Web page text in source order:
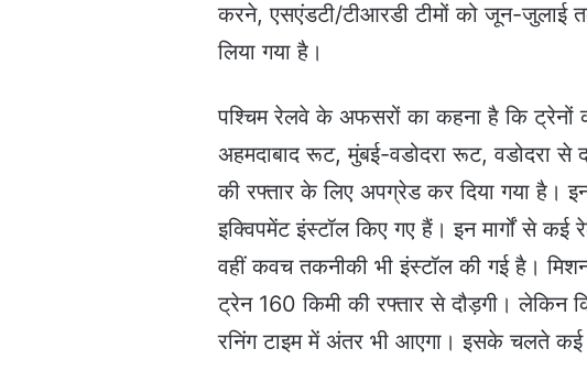
करने, एसएंडटी/टीआरडी टीमों को जून-जुलाई
लिया गया है।
पश्चिम रेलवे के अफसरों का कहना है कि ट्रेनों
अहमदाबाद रूट, मुंबई-वडोदरा रूट, वडोदरा से
की रफ्तार के लिए अपग्रेड कर दिया गया
इक्विपमेंट इंस्टॉल किए गए हैं। इन मार्गों से कई
वहीं कवच तकनीकी भी इंस्टॉल की गई है।
ट्रेन 160 किमी की रफ्तार से दौड़गी। लेकिन
रनिंग टाइम में अंतर भी आएगा। इसके चलते